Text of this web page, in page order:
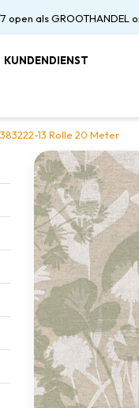
open als GROOTHANDEL
KUNDENDIENST
13 Rolle 20 Meter